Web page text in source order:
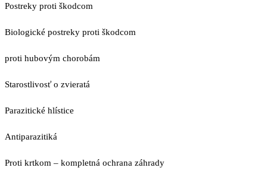
Postreky proti škodcom
Biologické postreky proti škodcom
proti hubovým chorobám
Starostlivosť o zvieratá
Parazitické hlístice
Antiparazitiká
Proti krtkom – kompletná ochrana záhrady